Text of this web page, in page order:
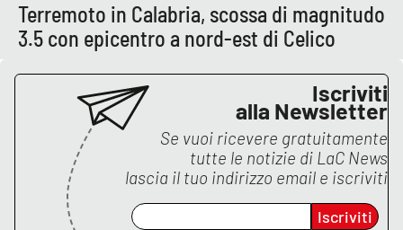
Laconair.it
Lacitymag.it
Lacapitalenews.it
Ilreggino.it
Cosenzachannel.it
Terremoto in Calabria, scossa di magnitudo
3.5 con epicentro a nord-est di Celico
Iscriviti
alla Newsletter
Se vuoi ricevere gratuitamente
tutte le notizie di LaC News
lascia il tuo indirizzo email e iscriviti
Iscriviti